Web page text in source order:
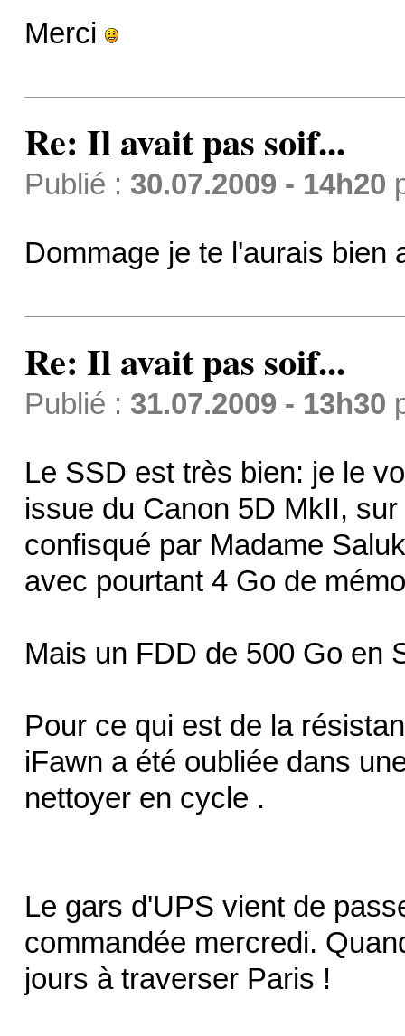
Merci
Re: Il avait pas soif...
Publié : 30.07.2009 - 14h20
Dommage je te l'aurais
Re: Il avait pas soif...
Publié : 31.07.2009 - 13h30
Le SSD est très bien: je le
issue du Canon 5D MkII,
confisqué par Madame
avec pourtant 4 Go de
Mais un FDD de 500 Go en
Pour ce qui est de la
iFawn a été oubliée dans
nettoyer en cycle .
Le gars d'UPS vient de
commandée mercredi.
jours à traverser Paris !